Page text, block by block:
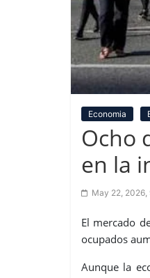
Economia
Ocho
en la
May 22, 2026,
El mercado
ocupados
Aunque la